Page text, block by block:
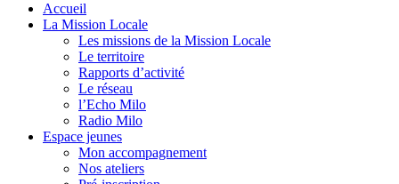
Accueil
La Mission Locale
Les missions de la Mission Locale
Le territoire
Rapports d’activité
Le réseau
l’Echo Milo
Radio Milo
Espace jeunes
Mon accompagnement
Nos ateliers